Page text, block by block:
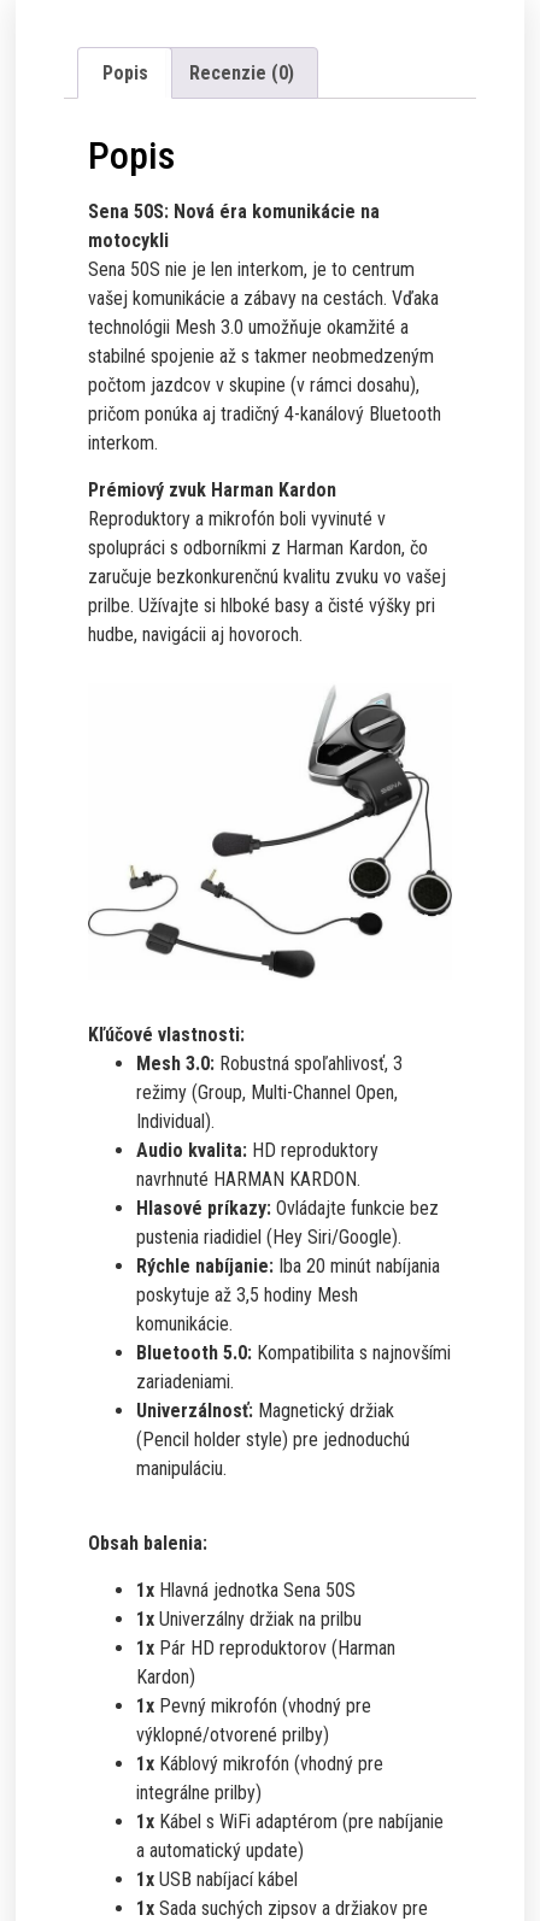
Popis Recenzie (0)
Popis
Sena 50S: Nová éra komunikácie na
motocykli
Sena 50S nie je len interkom, je to centrum
vašej komunikácie a zábavy na cestách. Vďaka
technológii Mesh 3.0 umožňuje okamžité a
stabilné spojenie až s takmer neobmedzeným
počtom jazdcov v skupine (v rámci dosahu),
pričom ponúka aj tradičný 4-kanálový Bluetooth
interkom.
Prémiový zvuk Harman Kardon
Reproduktory a mikrofón boli vyvinuté v
spolupráci s odborníkmi z Harman Kardon, čo
zaručuje bezkonkurenčnú kvalitu zvuku vo vašej
prilbe. Užívajte si hlboké basy a čisté výšky pri
hudbe, navigácii aj hovoroch.
Kľúčové vlastnosti:
Mesh 3.0: Robustná spoľahlivosť, 3
režimy (Group, Multi-Channel Open,
Individual).
Audio kvalita: HD reproduktory
navrhnuté HARMAN KARDON.
Hlasové príkazy: Ovládajte funkcie bez
pustenia riadidiel (Hey Siri/Google).
Rýchle nabíjanie: Iba 20 minút nabíjania
poskytuje až 3,5 hodiny Mesh
komunikácie.
Bluetooth 5.0: Kompatibilita s najnovšími
zariadeniami.
Univerzálnosť: Magnetický držiak
(Pencil holder style) pre jednoduchú
manipuláciu.
Obsah balenia:
1x Hlavná jednotka Sena 50S
1x Univerzálny držiak na prilbu
1x Pár HD reproduktorov (Harman
Kardon)
1x Pevný mikrofón (vhodný pre
výklopné/otvorené prilby)
1x Káblový mikrofón (vhodný pre
integrálne prilby)
1x Kábel s WiFi adaptérom (pre nabíjanie
a automatický update)
1x USB nabíjací kábel
1x Sada suchých zipsov a držiakov pre